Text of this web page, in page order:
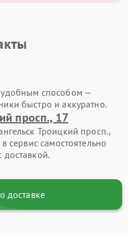
способом —
быстро и аккуратно.
просп., 17
Троицкий просп.,
сервис самостоятельно
доставке